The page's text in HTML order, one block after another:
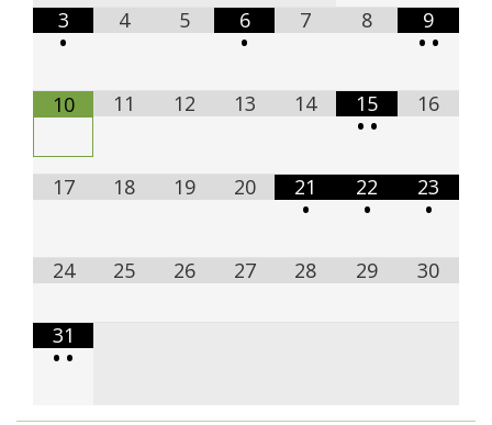
3
•
4 5
6
•
7 8
9
• •
10 11 12 13 14
15
• •
16
17 18 19 20
21
•
22
•
23
•
24 25 26 27 28 29 30
31
• •